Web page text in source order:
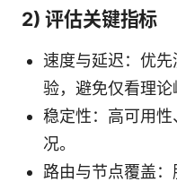
2) 评估关键指标
速度与延迟：优
验，避免仅看理论
稳定性：高可用
况。
路由与节点覆盖